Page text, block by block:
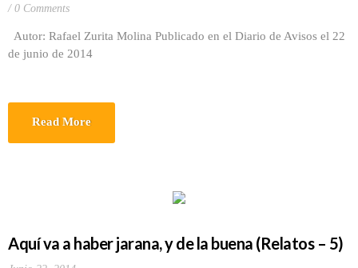
0 Comments
Autor: Rafael Zurita Molina Publicado en el Diario de Avisos el 22
de junio de 2014
Read More
Aquí va a haber jarana, y de la buena (Relatos – 5)